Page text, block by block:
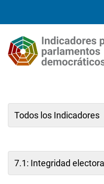
Biblioteca de recursos
Contacto